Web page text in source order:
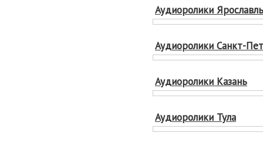
Аудиоролики Ярославль
Аудиоролики Санкт-
Аудиоролики Казань
Аудиоролики Тула